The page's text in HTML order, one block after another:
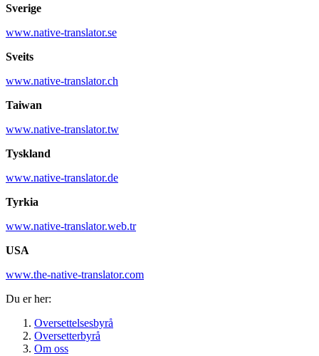
Sverige
www.native-translator.se
Sveits
www.native-translator.ch
Taiwan
www.native-translator.tw
Tyskland
www.native-translator.de
Tyrkia
www.native-translator.web.tr
USA
www.the-native-translator.com
Du er her:
Oversettelsesbyrå
Oversetterbyrå
Om oss